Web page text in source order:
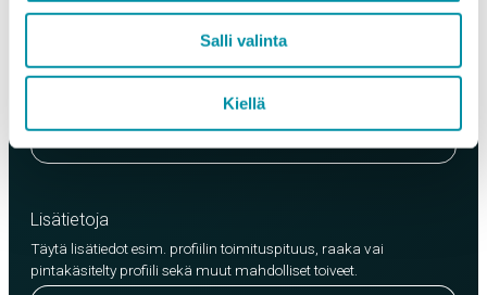
Salli valinta
Kiellä
Laatu
EN AW-6063 (min. 250kg)
EN AW-6082 (min. 500kg)
Lisää tuote
Lisätietoja
Täytä lisätiedot esim. profiilin toimituspituus, raaka vai
pintakäsitelty profiili sekä muut mahdolliset toiveet.